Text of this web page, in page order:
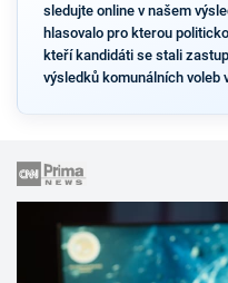
sledujte online v našem
hlasovalo pro kterou
kteří kandidáti se stali
výsledků komunálních voleb